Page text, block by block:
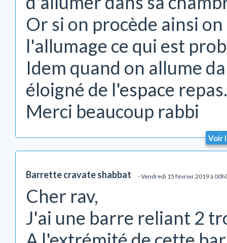
Or si on procède ainsi
l'allumage ce qui est
Idem quand on allume
éloigné de l'espace repas.
Merci beaucoup rabbi
Voir
Barrette cravate shabbat - Vendredi 15 février 2019 à
Cher rav,
J'ai une barre reliant 2